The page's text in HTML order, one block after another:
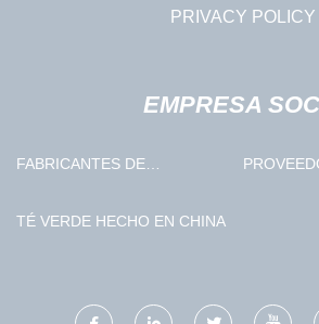
PRIVACY POLICY
EMPRESA
FABRICANTES DE
CHINA
TÉ VERDE HECHO EN CHINA